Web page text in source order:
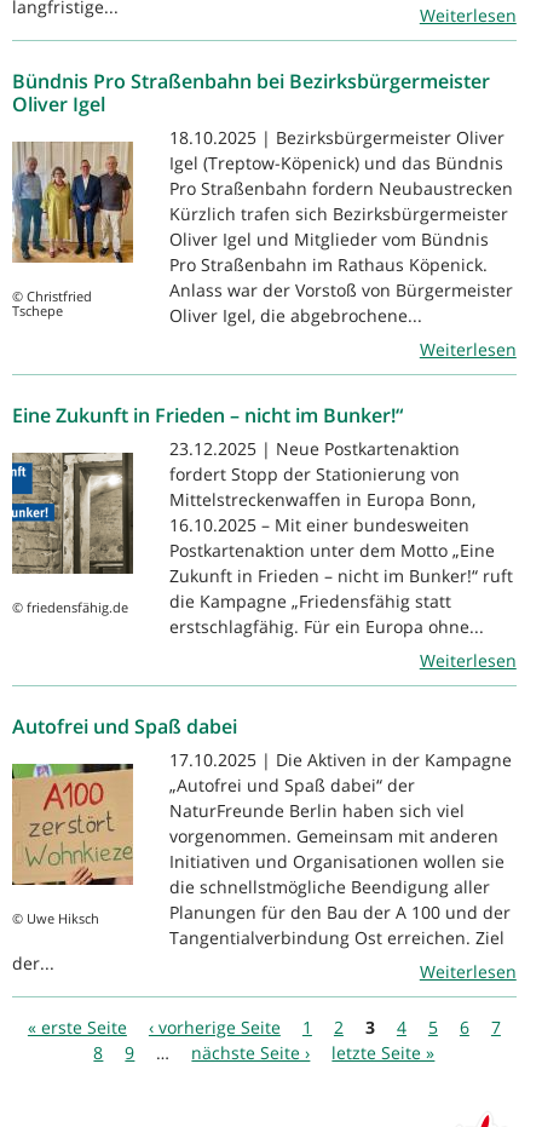
langfristige...
Weiterlesen
Bündnis Pro Straßenbahn bei Bezirksbürgermeister
Oliver Igel
© Christfried
Tschepe
18.10.2025 | Bezirksbürgermeister Oliver
Igel (Treptow-Köpenick) und das Bündnis
Pro Straßenbahn fordern Neubaustrecken
Kürzlich trafen sich Bezirksbürgermeister
Oliver Igel und Mitglieder vom Bündnis
Pro Straßenbahn im Rathaus Köpenick.
Anlass war der Vorstoß von Bürgermeister
Oliver Igel, die abgebrochene...
Weiterlesen
Eine Zukunft in Frieden – nicht im Bunker!“
© friedensfähig.de
23.12.2025 | Neue Postkartenaktion
fordert Stopp der Stationierung von
Mittelstreckenwaffen in Europa Bonn,
16.10.2025 – Mit einer bundesweiten
Postkartenaktion unter dem Motto „Eine
Zukunft in Frieden – nicht im Bunker!“ ruft
die Kampagne „Friedensfähig statt
erstschlagfähig. Für ein Europa ohne...
Weiterlesen
Autofrei und Spaß dabei
© Uwe Hiksch
17.10.2025 | Die Aktiven in der Kampagne
„Autofrei und Spaß dabei“ der
NaturFreunde Berlin haben sich viel
vorgenommen. Gemeinsam mit anderen
Initiativen und Organisationen wollen sie
die schnellstmögliche Beendigung aller
Planungen für den Bau der A 100 und der
Tangentialverbindung Ost erreichen. Ziel
der...
Weiterlesen
Seiten
« erste Seite ‹ vorherige Seite 1 2 3 4 5 6
7
8
9 … nächste Seite › letzte Seite »